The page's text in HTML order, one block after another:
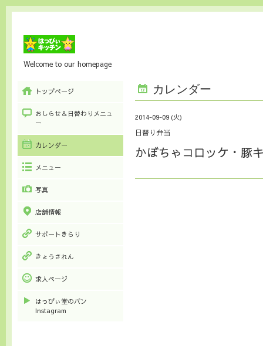
Welcome to our homepage
カレンダー
2014-09-09 (火)
日替り弁当
かぼちゃコロッケ・豚
トップページ
おしらせ＆日替わりメニュ
ー
カレンダー
メニュー
写真
店舗情報
サポートきらり
きょうされん
求人ページ
はっぴぃ堂のパン
Instagram